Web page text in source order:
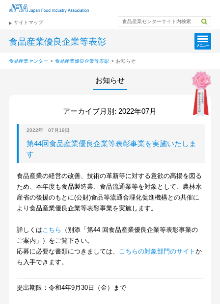
サイトマップ
食品産業優良企業等表彰
食品産業センター > 食品産業優良企業等表彰 > お知らせ
お知らせ
アーカイブ月別: 2022年07月
2022年 07月19日
第44回食品産業優良企業等表彰事業を実施いたしま
す
食品産業の経営の改善、技術の革新等に対する意欲の高揚を図る
ため、本年度も食品製造業、食品流通業等を対象として、農林水
産省の後援のもとに(公財)食品等流通合理化促進機構との共催に
より食品産業優良企業等表彰事業を実施します。
詳しくはこちら
（別添「第44 回食品産業優良企業等表彰事業の
ご案内」）をご覧下さい。
応募に必要な書類につきましては、 こちらの対象部門のサイトか
ら入手できます。
提出期限：令和4年9月30日（金）まで